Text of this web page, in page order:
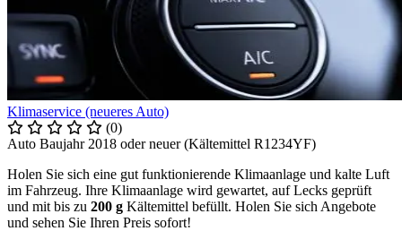
Klimaservice (neueres Auto)
(0)
Auto Baujahr 2018 oder neuer (Kältemittel R1234YF)
Holen Sie sich eine gut funktionierende Klimaanlage und kalte Luft
im Fahrzeug. Ihre Klimaanlage wird gewartet, auf Lecks geprüft
und mit bis zu 200 g Kältemittel befüllt. Holen Sie sich Angebote
und sehen Sie Ihren Preis sofort!